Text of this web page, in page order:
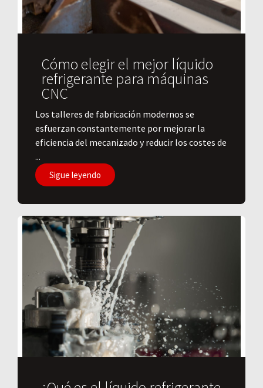
Cómo elegir el mejor líquido
refrigerante para máquinas
CNC
Los talleres de fabricación modernos se
esfuerzan constantemente por mejorar la
eficiencia del mecanizado y reducir los costes de
...
Sigue leyendo